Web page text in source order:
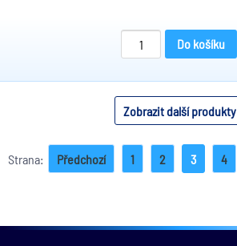
Do košíku
Zobrazit další produkty
Strana: Předchozí 1 2 3 4